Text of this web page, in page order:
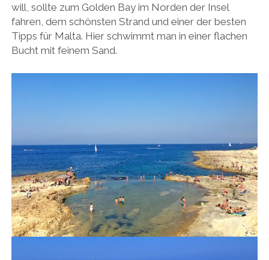
will, sollte zum Golden Bay im Norden der Insel
fahren, dem schönsten Strand und einer der besten
Tipps für Malta. Hier schwimmt man in einer flachen
Bucht mit feinem Sand.